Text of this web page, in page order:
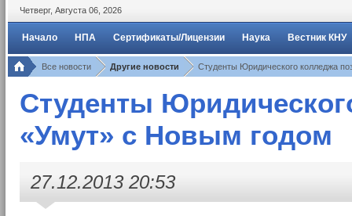
Четверг, Августа 06 2026
Начало НПА Сертификаты/Лицензии Наука Вестник КНУ
Все новости Другие новости Студенты Юридического колледжа
Студенты
«Умут» с Новым годом
27.12.2013 20:53